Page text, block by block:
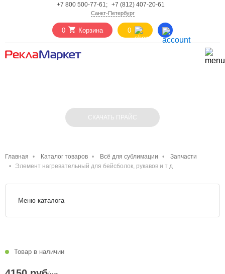
+7 800 500-77-61; +7 (812) 407-20-61
Санкт-Петербург
0 Корзина 0
СКАЧАТЬ ПРАЙС
Главная Каталог товаров Всё для сублимации
Запчасти
Элемент нагревательный для бейсболок, рукавов и т д
Меню каталога
Товар в наличии